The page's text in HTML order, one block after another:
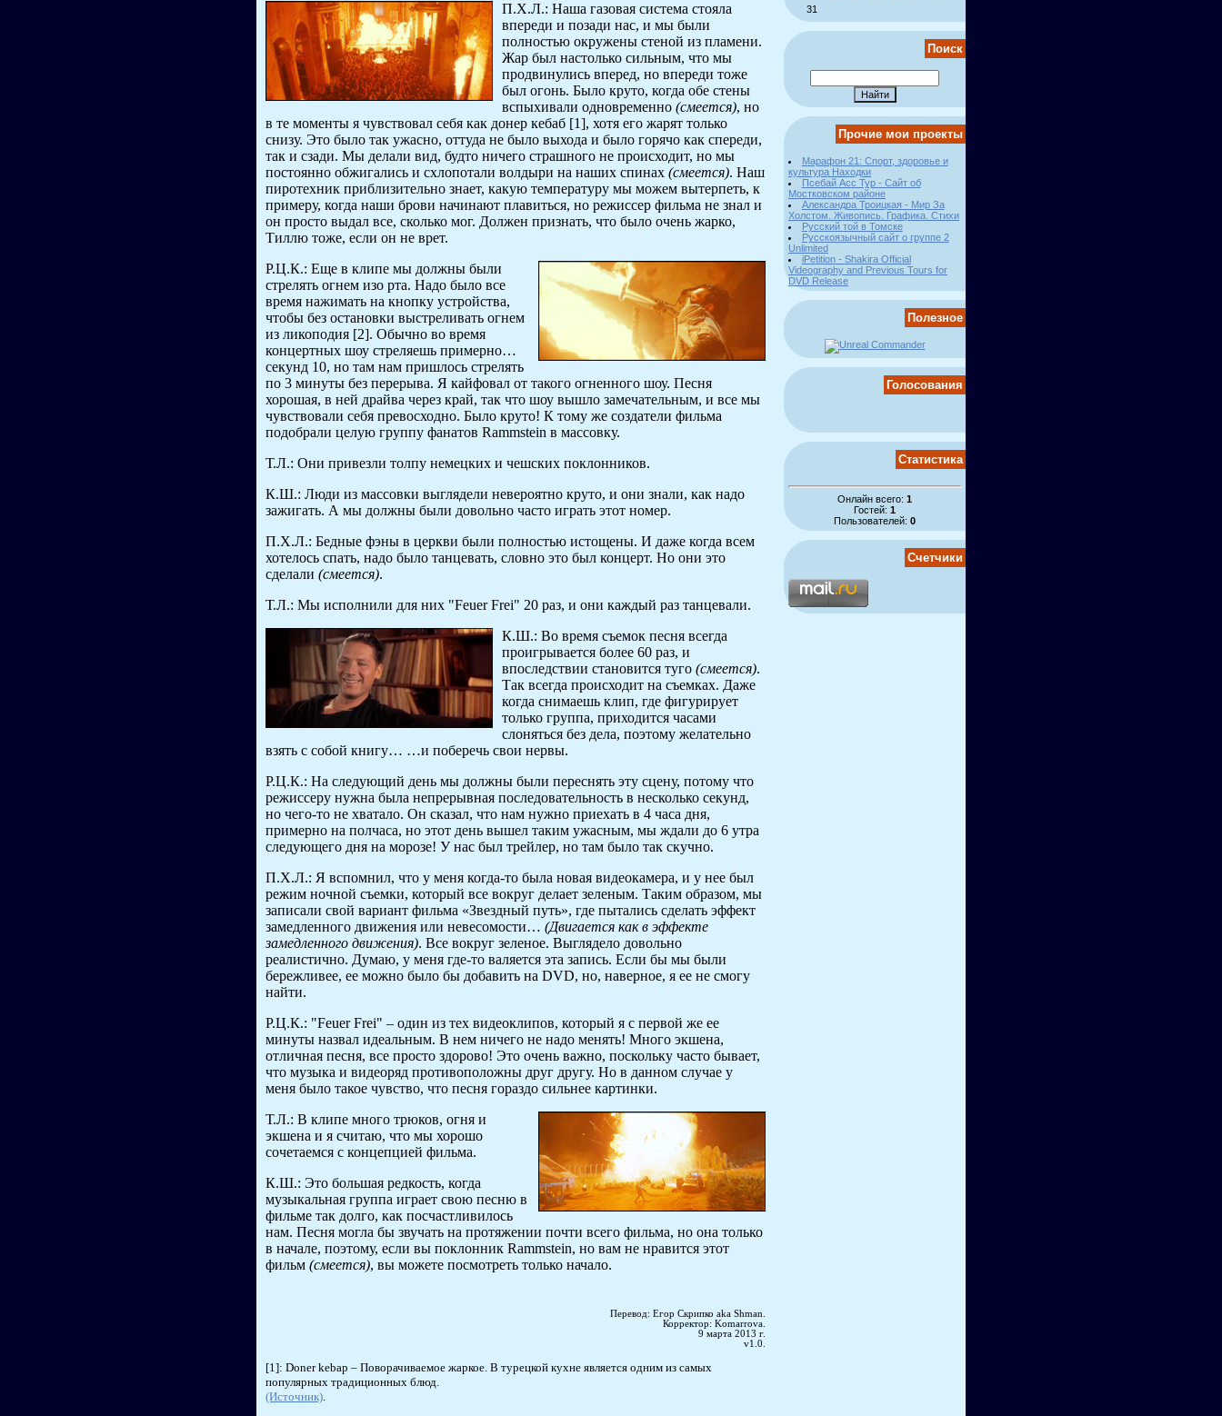
П.Х.Л.: Наша газовая система стояла
впереди и позади нас, и мы были
полностью окружены стеной из пламени.
Жар был настолько сильным, что мы
продвинулись вперед, но впереди тоже
был огонь. Было круто, когда обе стены
вспыхивали одновременно (смеется), но
в те моменты я чувствовал себя как донер кебаб [1], хотя его жарят только
снизу. Это было так ужасно, оттуда не было выхода и было горячо как спереди,
так и сзади. Мы делали вид, будто ничего страшного не происходит, но мы
постоянно обжигались и схлопотали волдыри на наших спинах (смеется). Наш
пиротехник приблизительно знает, какую температуру мы можем вытерпеть, к
примеру, когда наши брови начинают плавиться, но режиссер фильма не знал и
он просто выдал все, сколько мог. Должен признать, что было очень жарко,
Тиллю тоже, если он не врет.
Р.Ц.К.: Еще в клипе мы должны были
стрелять огнем изо рта. Надо было все
время нажимать на кнопку устройства,
чтобы без остановки выстреливать огнем
из ликоподия [2]. Обычно во время
концертных шоу стреляешь примерно…
секунд 10, но там нам пришлось стрелять
по 3 минуты без перерыва. Я кайфовал от такого огненного шоу. Песня
хорошая, в ней драйва через край, так что шоу вышло замечательным, и все мы
чувствовали себя превосходно. Было круто! К тому же создатели фильма
подобрали целую группу фанатов Rammstein в массовку.
Т.Л.: Они привезли толпу немецких и чешских поклонников.
К.Ш.: Люди из массовки выглядели невероятно круто, и они знали, как надо
зажигать. А мы должны были довольно часто играть этот номер.
П.Х.Л.: Бедные фэны в церкви были полностью истощены. И даже когда всем
хотелось спать, надо было танцевать, словно это был концерт. Но они это
сделали (смеется).
Т.Л.: Мы исполнили для них "Feuer Frei" 20 раз, и они каждый раз танцевали.
К.Ш.: Во время съемок песня всегда
проигрывается более 60 раз, и
впоследствии становится туго (смеется).
Так всегда происходит на съемках. Даже
когда снимаешь клип, где фигурирует
только группа, приходится часами
слоняться без дела, поэтому желательно
взять с собой книгу… …и поберечь свои нервы.
Р.Ц.К.: На следующий день мы должны были переснять эту сцену, потому что
режиссеру нужна была непрерывная последовательность в несколько секунд,
но чего-то не хватало. Он сказал, что нам нужно приехать в 4 часа дня,
примерно на полчаса, но этот день вышел таким ужасным, мы ждали до 6 утра
следующего дня на морозе! У нас был трейлер, но там было так скучно.
П.Х.Л.: Я вспомнил, что у меня когда-то была новая видеокамера, и у нее был
режим ночной съемки, который все вокруг делает зеленым. Таким образом, мы
записали свой вариант фильма «Звездный путь», где пытались сделать эффект
замедленного движения или невесомости… (Двигается как в эффекте
замедленного движения). Все вокруг зеленое. Выглядело довольно
реалистично. Думаю, у меня где-то валяется эта запись. Если бы мы были
бережливее, ее можно было бы добавить на DVD, но, наверное, я ее не смогу
найти.
Р.Ц.К.: "Feuer Frei" – один из тех видеоклипов, который я с первой же ее
минуты назвал идеальным. В нем ничего не надо менять! Много экшена,
отличная песня, все просто здорово! Это очень важно, поскольку часто бывает,
что музыка и видеоряд противоположны друг другу. Но в данном случае у
меня было такое чувство, что песня гораздо сильнее картинки.
Т.Л.: В клипе много трюков, огня и
экшена и я считаю, что мы хорошо
сочетаемся с концепцией фильма.
К.Ш.: Это большая редкость, когда
музыкальная группа играет свою песню в
фильме так долго, как посчастливилось
нам. Песня могла бы звучать на протяжении почти всего фильма, но она только
в начале, поэтому, если вы поклонник Rammstein, но вам не нравится этот
фильм (смеется), вы можете посмотреть только начало.
Перевод: Егор Скрипко aka Shman.
Корректор: Komarrova.
9 марта 2013 г.
v1.0.
[1]: Doner kebap – Поворачиваемое жаркое. В турецкой кухне является одним из самых
популярных традиционных блюд.
(Источник)
31
Поиск
Прочие мои проекты
Марафон 21: Спорт, здоровье и
культура Находки
Псебай Асс Тур - Сайт об
Мостковском районе
Александра Троицкая - Мир За
Холстом. Живопись. Графика. Стихи
Русский той в Томске
Русскоязычный сайт о группе 2
Unlimited
iPetition - Shakira Official
Videography and Previous Tours for
DVD Release
Полезное
Голосования
Статистика
Онлайн всего: 1
Гостей: 1
Пользователей: 0
Счетчики